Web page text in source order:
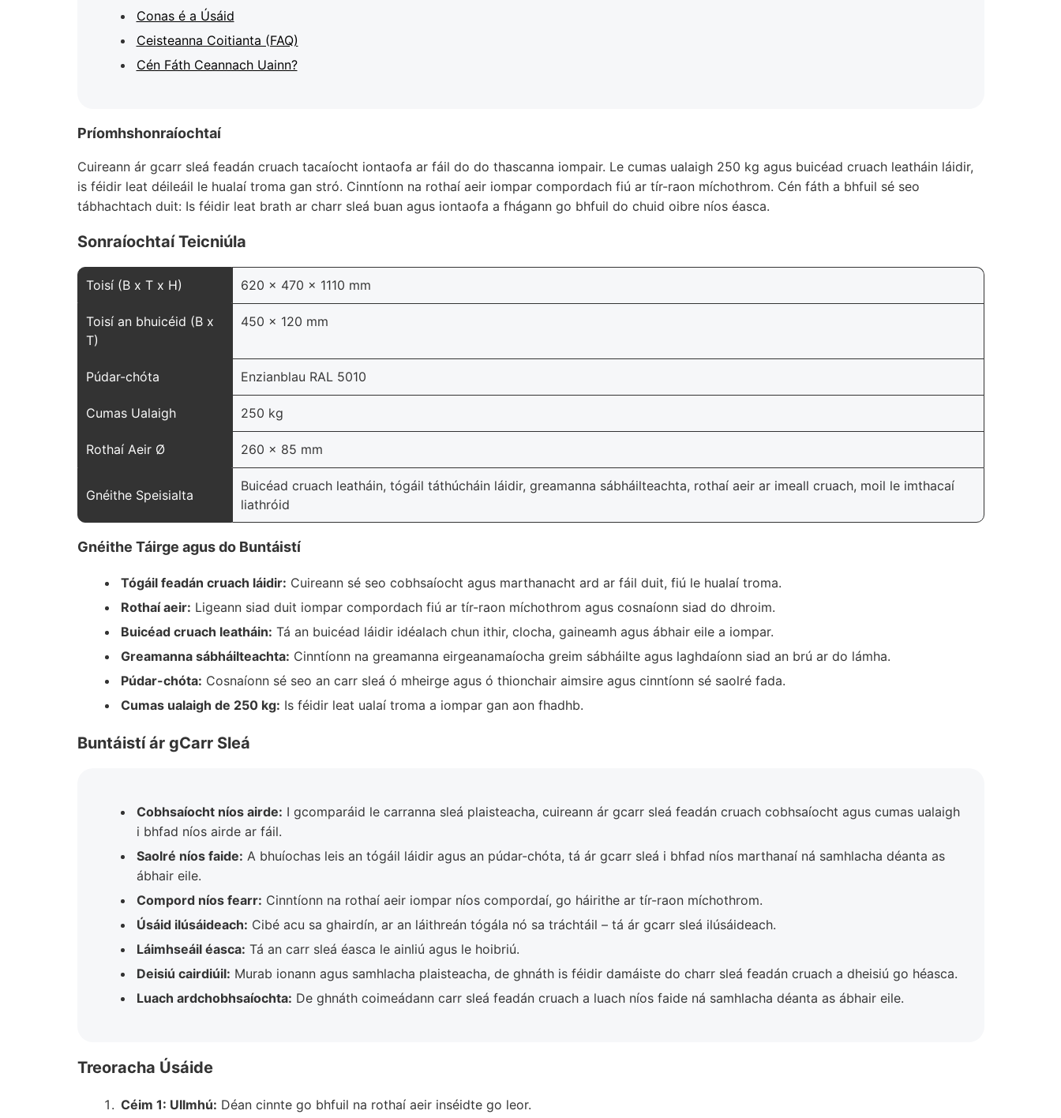
Conas é a Úsáid
Ceisteanna Coitianta (FAQ)
Cén Fáth Ceannach Uainn?
Príomhshonraíochtaí
Cuireann ár gcarr sleá feadán cruach tacaíocht iontaofa ar fáil do do thascanna iompair. Le cumas ualaigh 250 kg agus buicéad cruach leatháin láidir,
is féidir leat déileáil le hualaí troma gan stró. Cinntíonn na rothaí aeir iompar compordach fiú ar tír-raon míchothrom. Cén fáth a bhfuil sé seo
tábhachtach duit: Is féidir leat brath ar charr sleá buan agus iontaofa a fhágann go bhfuil do chuid oibre níos éasca.
Sonraíochtaí Teicniúla
Toisí (B x T x H) 620 x 470 x 1110 mm
Toisí an bhuicéid (B x
T)
450 x 120 mm
Púdar-chóta Enzianblau RAL 5010
Cumas Ualaigh 250 kg
Rothaí Aeir Ø 260 x 85 mm
Gnéithe Speisialta
Buicéad cruach leatháin, tógáil táthúcháin láidir, greamanna sábháilteachta, rothaí aeir ar imeall cruach, moil le imthacaí
liathróid
Gnéithe Táirge agus do Buntáistí
Tógáil feadán cruach láidir: Cuireann sé seo cobhsaíocht agus marthanacht ard ar fáil duit, fiú le hualaí troma.
Rothaí aeir: Ligeann siad duit iompar compordach fiú ar tír-raon míchothrom agus cosnaíonn siad do dhroim.
Buicéad cruach leatháin: Tá an buicéad láidir idéalach chun ithir, clocha, gaineamh agus ábhair eile a iompar.
Greamanna sábháilteachta: Cinntíonn na greamanna eirgeanamaíocha greim sábháilte agus laghdaíonn siad an brú ar do lámha.
Púdar-chóta: Cosnaíonn sé seo an carr sleá ó mheirge agus ó thionchair aimsire agus cinntíonn sé saolré fada.
Cumas ualaigh de 250 kg: Is féidir leat ualaí troma a iompar gan aon fhadhb.
Buntáistí ár gCarr Sleá
Cobhsaíocht níos airde: I gcomparáid le carranna sleá plaisteacha, cuireann ár gcarr sleá feadán cruach cobhsaíocht agus cumas ualaigh
i bhfad níos airde ar fáil.
Saolré níos faide: A bhuíochas leis an tógáil láidir agus an púdar-chóta, tá ár gcarr sleá i bhfad níos marthanaí ná samhlacha déanta as
ábhair eile.
Compord níos fearr: Cinntíonn na rothaí aeir iompar níos compordaí, go háirithe ar tír-raon míchothrom.
Úsáid ilúsáideach: Cibé acu sa ghairdín, ar an láithreán tógála nó sa tráchtáil – tá ár gcarr sleá ilúsáideach.
Láimhseáil éasca: Tá an carr sleá éasca le ainliú agus le hoibriú.
Deisiú cairdiúil: Murab ionann agus samhlacha plaisteacha, de ghnáth is féidir damáiste do charr sleá feadán cruach a dheisiú go héasca.
Luach ardchobhsaíochta: De ghnáth coimeádann carr sleá feadán cruach a luach níos faide ná samhlacha déanta as ábhair eile.
Treoracha Úsáide
Céim 1: Ullmhú: Déan cinnte go bhfuil na rothaí aeir inséidte go leor.